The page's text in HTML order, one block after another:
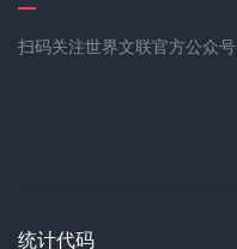
扫码关注世界文联官方公众号
统计代码